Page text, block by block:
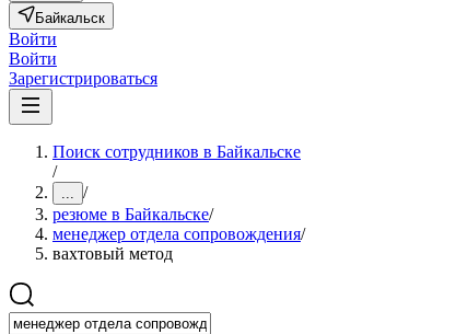
Байкальск
Войти
Войти
Зарегистрироваться
Поиск сотрудников в Байкальске
/
... /
резюме в Байкальске/
менеджер отдела сопровождения/
вахтовый метод